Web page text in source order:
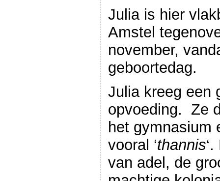
Julia is hier
Amstel
november,
geboortedag.
Julia kreeg een
opvoeding. Ze
het gymnasium
vooral ‘thannis
van adel, de